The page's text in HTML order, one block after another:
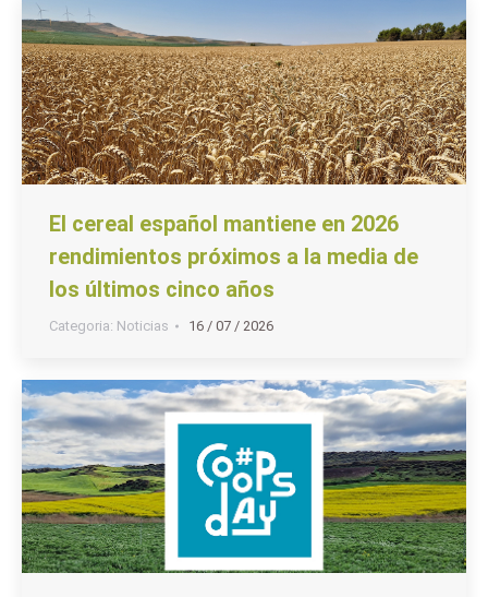
El cereal español mantiene en 2026
rendimientos próximos a la media de
los últimos cinco años
Categoria: Noticias 16 / 07 / 2026